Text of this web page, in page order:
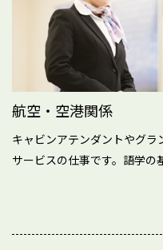
航空・空港関係
キャビンアテンダントやグ
サービスの仕事です。語学の